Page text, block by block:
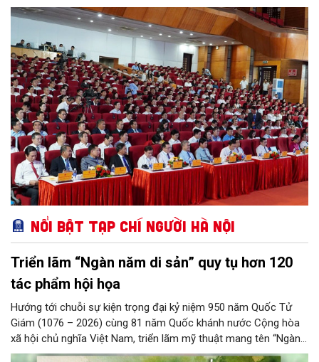
Nổi bật Tạp chí Người Hà Nội
Triển lãm “Ngàn năm di sản” quy tụ hơn 120
tác phẩm hội họa
Hướng tới chuỗi sự kiện trọng đại kỷ niệm 950 năm Quốc Tử
Giám (1076 – 2026) cùng 81 năm Quốc khánh nước Cộng hòa
xã hội chủ nghĩa Việt Nam, triển lãm mỹ thuật mang tên “Ngàn
năm di sản” sẽ chính thức khai mạc vào ngày 8/8 tại Nhà Thái